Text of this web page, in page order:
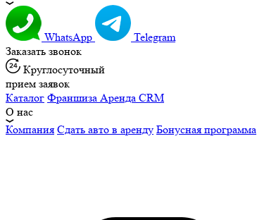
WhatsApp
Telegram
Заказать звонок
Круглосуточный
прием заявок
Каталог Франшиза Аренда CRM
О нас
Компания Сдать авто в аренду Бонусная программа